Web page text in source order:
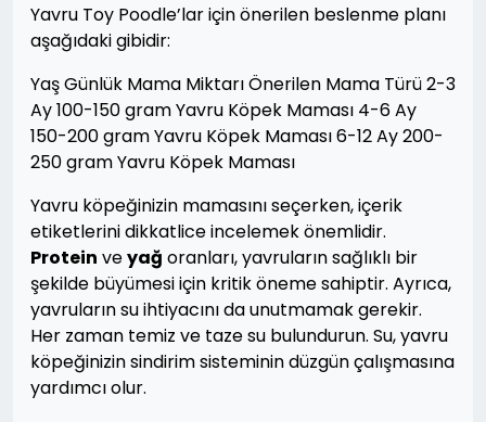
Yavru Toy Poodle’lar için önerilen beslenme planı
aşağıdaki gibidir:
Yaş Günlük Mama Miktarı Önerilen Mama Türü 2-3
Ay 100-150 gram Yavru Köpek Maması 4-6 Ay
150-200 gram Yavru Köpek Maması 6-12 Ay 200-
250 gram Yavru Köpek Maması
Yavru köpeğinizin mamasını seçerken, içerik
etiketlerini dikkatlice incelemek önemlidir.
Protein veyağ oranları, yavruların sağlıklı bir
şekilde büyümesi için kritik öneme sahiptir. Ayrıca,
yavruların su ihtiyacını da unutmamak gerekir.
Her zaman temiz ve taze su bulundurun. Su, yavru
köpeğinizin sindirim sisteminin düzgün çalışmasına
yardımcı olur.